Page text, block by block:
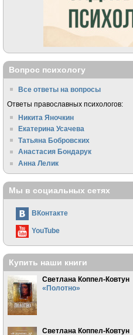
Вопрос психологу
Все ответы на вопросы
Ответы православных психологов:
Никита Яночкин
Екатерина Усачева
Татьяна Бобровских
Анастасия Бондарук
Анна Лелик
Мы в социальных сетях
ВКонтакте
YouTube
Купить наши книги
Светлана Коппел-Ковтун
«Полотно»
Светлана Коппел-Ковтун